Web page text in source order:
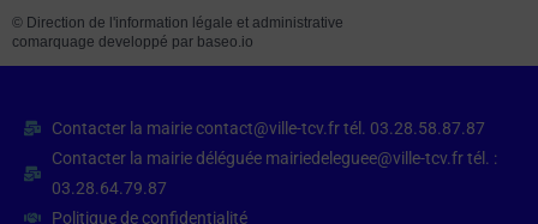
© Direction de l'information légale et administrative
comarquage developpé par baseo.io
Contacter la mairie contact@ville-tcv.fr tél. 03.28.58.87.87
Contacter la mairie déléguée mairiedeleguee@ville-tcv.fr tél. :
03.28.64.79.87
Politique de confidentialité